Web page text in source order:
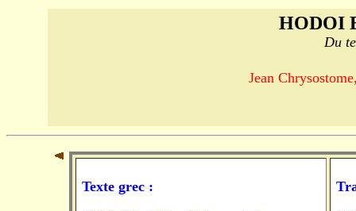
HODOI
Du
Jean
Texte grec :